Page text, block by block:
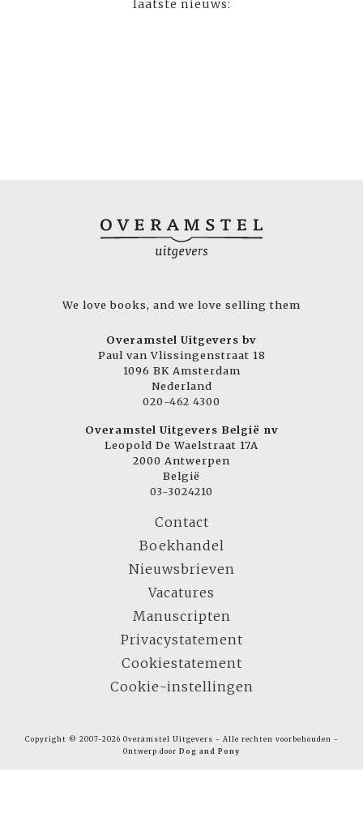
laatste nieuws:
We love books, and we love selling them
Overamstel Uitgevers bv
Paul van Vlissingenstraat 18
1096 BK Amsterdam
Nederland
020-462 4300
Overamstel Uitgevers België nv
Leopold De Waelstraat 17A
2000 Antwerpen
België
03-3024210
Contact
Boekhandel
Nieuwsbrieven
Vacatures
Manuscripten
Privacystatement
Cookiestatement
Cookie-instellingen
Copyright © 2007-2026 Overamstel Uitgevers - Alle rechten voorbehouden -
Ontwerp door Dog and Pony